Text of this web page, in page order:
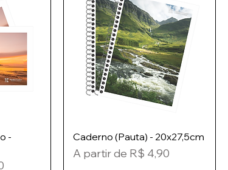
-
Caderno (Pauta) - 20x27,5cm
A partir de R$ 4,90
Preço promocional